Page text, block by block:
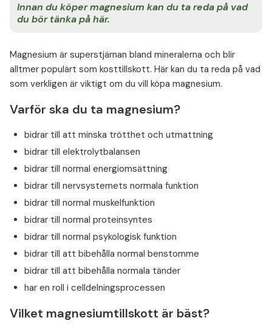
Innan du köper magnesium kan du ta reda på vad
du bör tänka på här.
Magnesium är superstjärnan bland mineralerna och blir
alltmer populärt som kosttillskott. Här kan du ta reda på vad
som verkligen är viktigt om du vill köpa magnesium.
Varför ska du ta magnesium?
bidrar till att minska trötthet och utmattning
bidrar till elektrolytbalansen
bidrar till normal energiomsättning
bidrar till nervsystemets normala funktion
bidrar till normal muskelfunktion
bidrar till normal proteinsyntes
bidrar till normal psykologisk funktion
bidrar till att bibehålla normal benstomme
bidrar till att bibehålla normala tänder
har en roll i celldelningsprocessen
Vilket magnesiumtillskott är bäst?